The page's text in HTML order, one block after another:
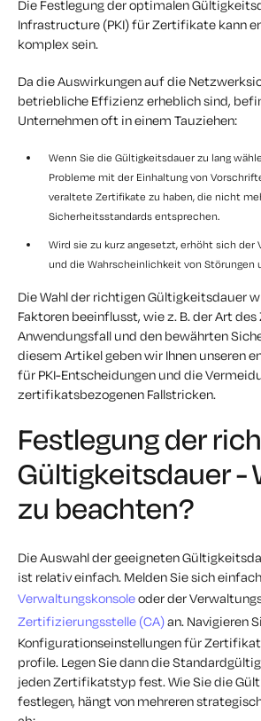
Die Festlegung der optimalen
Infrastructure (PKI) für Zertifikate kann
komplex sein.
Da die Auswirkungen auf die
betriebliche Effizienz erheblich sind,
Unternehmen oft in einem Tauziehen:
Wenn Sie die Gültigkeitsdauer zu lang
Probleme mit der Einhaltung von
veraltete Zertifikate zu haben, die nicht
Sicherheitsstandards entsprechen.
Wird sie zu kurz angesetzt, erhöht sich der
und die Wahrscheinlichkeit von Störungen
Die Wahl der richtigen Gültigkeitsdauer
Faktoren beeinflusst, wie z. B. der Art
Anwendungsfall und den bewährten
diesem Artikel geben wir Ihnen unseren
für PKI-Entscheidungen und die
zertifikatsbezogenen Fallstricken.
Festlegung der
Gültigkeitsdauer -
zu beachten?
Die Auswahl der geeigneten
ist relativ einfach. Melden Sie sich
Verwaltungskonsoleoder der
Zertifizierungsstelle (CA)an. Navigieren
Konfigurationseinstellungen für
profile. Legen Sie dann die
jeden Zertifikatstyp fest. Wie Sie die
festlegen, hängt von mehreren